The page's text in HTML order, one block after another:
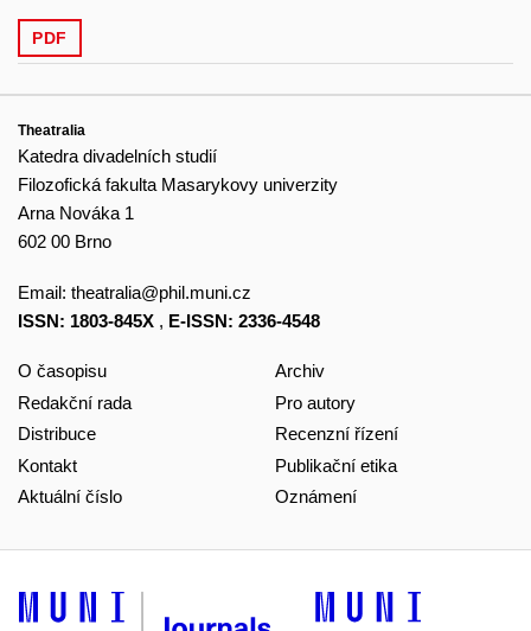
PDF
Theatralia
Katedra divadelních studií
Filozofická fakulta Masarykovy univerzity
Arna Nováka 1
602 00 Brno
Email: theatralia@phil.muni.cz
ISSN: 1803-845X , E-ISSN: 2336-4548
O časopisu
Redakční rada
Distribuce
Kontakt
Aktuální číslo
Archiv
Pro autory
Recenzní řízení
Publikační etika
Oznámení